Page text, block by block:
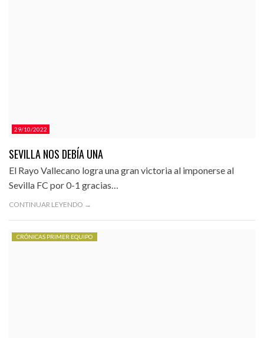
29/10/2022
SEVILLA NOS DEBÍA UNA
El Rayo Vallecano logra una gran victoria al imponerse al
Sevilla FC por 0-1 gracias…
CONTINUAR LEYENDO →
CRÓNICAS PRIMER EQUIPO